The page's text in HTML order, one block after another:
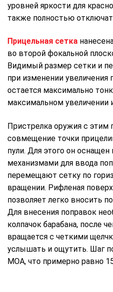
уровней яркости для
также полностью
Прицельная сетка
во второй фокальной
Видимый размер сетки и
при изменении увеличения
остается максимально
максимальном увеличении
Пристрелка оружия с этим
совмещение точки
пули. Для этого он
механизмами для ввода
перемещают сетку по
вращении. Рифленая
позволяет легко вносить
Для внесения поправок
колпачок барабана, после
вращается с четкими
услышать и ощутить. Шаг
MOA, что примерно равно